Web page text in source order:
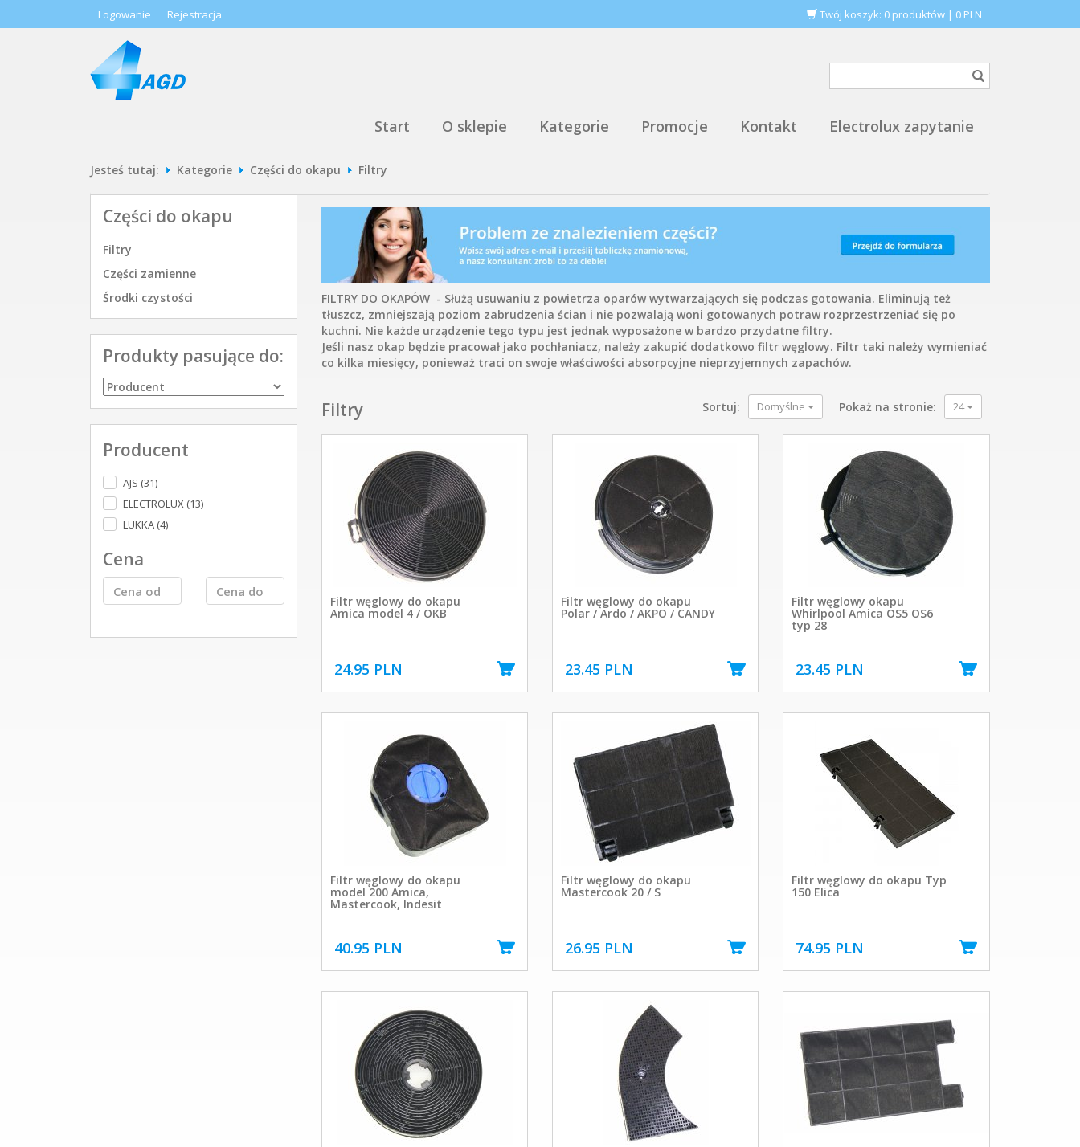
Logowanie Rejestracja Twój koszyk: 0 produktów | 0 PLN
Start O sklepie Kategorie Promocje Kontakt Electrolux zapytanie
Jesteś tutaj: Kategorie Części do okapu Filtry
Części do okapu
Filtry
Części zamienne
Środki czystości
Produkty pasujące do:
Producent
AJS (31)
ELECTROLUX (13)
LUKKA (4)
Cena
FILTRY DO OKAPÓW - Służą usuwaniu z powietrza oparów wytwarzających się podczas gotowania. Eliminują też
tłuszcz, zmniejszają poziom zabrudzenia ścian i nie pozwalają woni gotowanych potraw rozprzestrzeniać się po
kuchni. Nie każde urządzenie tego typu jest jednak wyposażone w bardzo przydatne filtry.
Jeśli nasz okap będzie pracował jako pochłaniacz, należy zakupić dodatkowo filtr węglowy. Filtr taki należy wymieniać
co kilka miesięcy, ponieważ traci on swoje właściwości absorpcyjne nieprzyjemnych zapachów.
Filtry Sortuj: Domyślne Pokaż na stronie: 24
Filtr węglowy do okapu
Amica model 4 / OKB
24.95 PLN
Filtr węglowy do okapu
Polar / Ardo / AKPO / CANDY
23.45 PLN
Filtr węglowy okapu
Whirlpool Amica OS5 OS6
typ 28
23.45 PLN
Filtr węglowy do okapu
model 200 Amica,
Mastercook, Indesit
40.95 PLN
Filtr węglowy do okapu
Mastercook 20 / S
26.95 PLN
Filtr węglowy do okapu Typ
150 Elica
74.95 PLN